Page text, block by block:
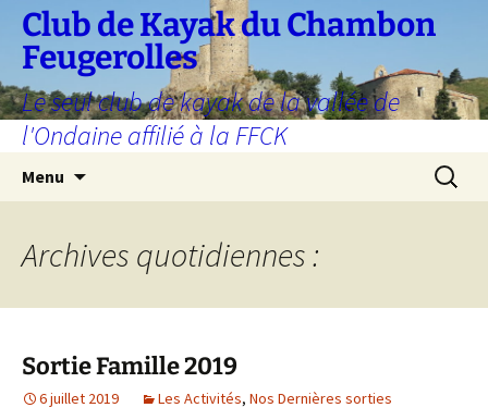
Aller
contenu
Club de Kayak du Chambon
Feugerolles
Le seul club de kayak de la vallée de
l'Ondaine affilié à la FFCK
Menu
Archives quotidiennes :
Sortie Famille 2019
6 juillet 2019 Les Activités, Nos Dernières sorties